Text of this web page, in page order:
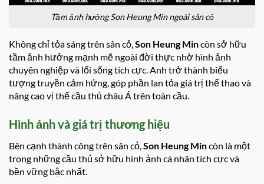
Tầm ảnh hưởng Son Heung Min ngoài sân cỏ
Không chỉ tỏa sáng trên sân cỏ,Son Heung Mincòn sở hữu
tầm ảnh hưởng mạnh mẽ ngoài đời thực nhờ hình ảnh
chuyên nghiệp và lối sống tích cực. Anh trở thành biểu
tượng truyền cảm hứng, góp phần lan tỏa giá trị thể thao và
nâng cao vị thế cầu thủ châu Á trên toàn cầu.
Hình ảnh và giá trị thương hiệu
Bên cạnh thành công trên sân cỏ,Son Heung Mincòn là một
trong những cầu thủ sở hữu hình ảnh cá nhân tích cực và
bền vững bậc nhất.